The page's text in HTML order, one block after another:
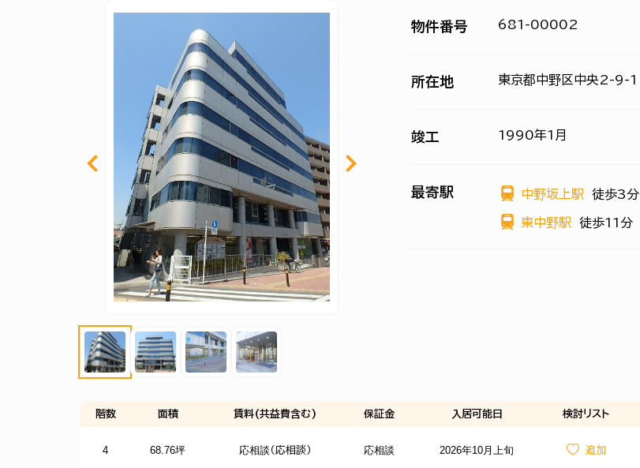
物件番号 681-00002
所在地 東京都中野区中央2-9-1
竣工 1990年1月
最寄駅 中野坂上駅 徒歩3分
東中野駅 徒歩11分
階数 面積 賃料(共益費含む) 保証金 入居可能日 検討リスト
4 68.76坪 応相談 （応相談） 応相談 2026年10月上旬